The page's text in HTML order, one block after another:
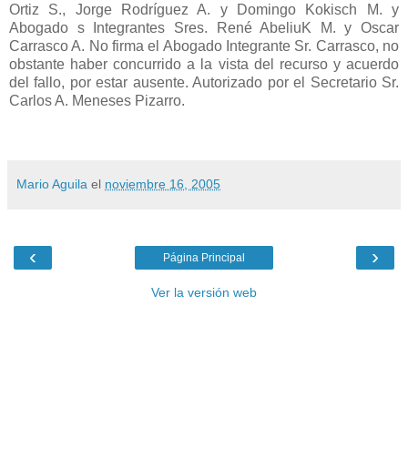
Ortiz S., Jorge Rodríguez A. y Domingo Kokisch M. y
Abogado s Integrantes Sres. René AbeliuK M. y Oscar
Carrasco A. No firma el Abogado Integrante Sr. Carrasco, no
obstante haber concurrido a la vista del recurso y acuerdo
del fallo, por estar ausente. Autorizado por el Secretario Sr.
Carlos A. Meneses Pizarro.
Mario Aguila el noviembre 16, 2005
‹ ›
Página Principal
Ver la versión web